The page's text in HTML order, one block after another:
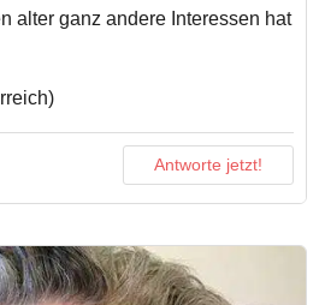
alter ganz andere Interessen hat
Antworte jetzt!